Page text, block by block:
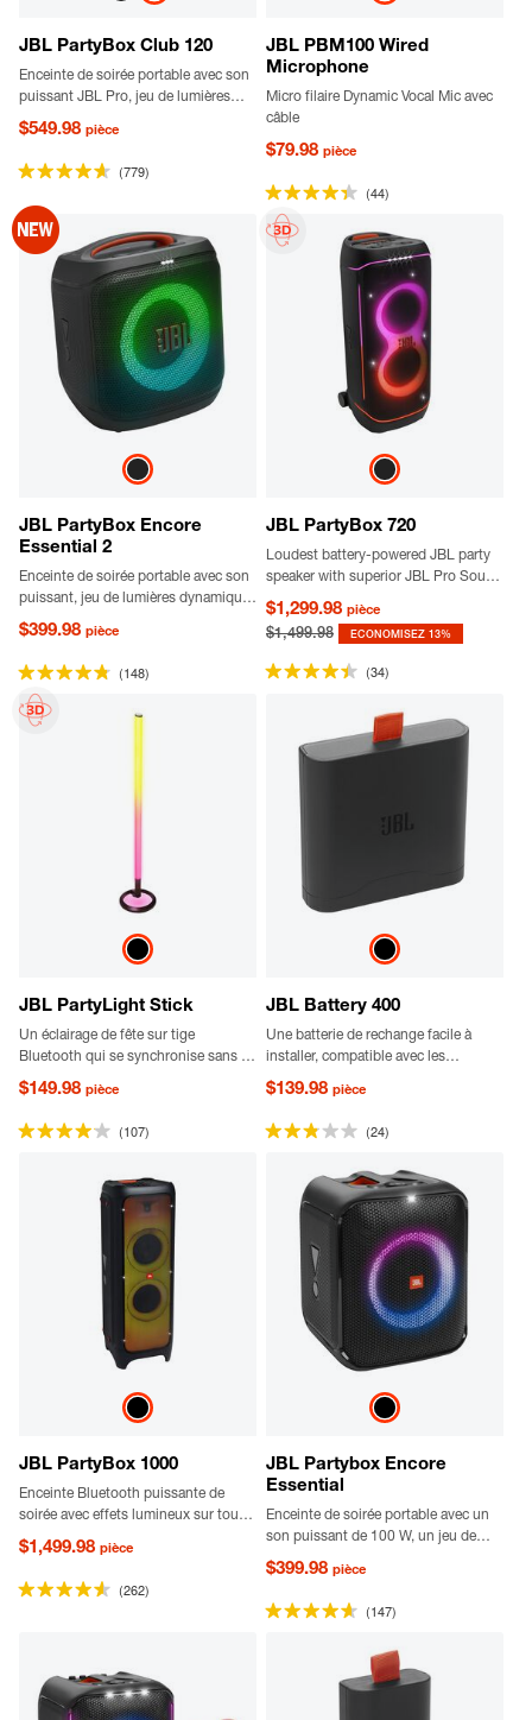
JBL PartyBox Club 120
Enceinte de soirée portable avec son
puissant JBL Pro, jeu de lumières
palpitant, résistance aux
éclaboussures, poignée pliable et
batterie remplaçable
$549.98 pièce
(779)
JBL PBM100 Wired
Microphone
Micro filaire Dynamic Vocal Mic avec
câble
$79.98 pièce
(44)
JBL PartyBox Encore
Essential 2
Enceinte de soirée portable avec son
puissant, jeu de lumières dynamique,
autonomie de lecture pouvant
atteindre 15 heures et poignée
ergonomique flexible.
$399.98 pièce
(148)
JBL PartyBox 720
Loudest battery-powered JBL party
speaker with superior JBL Pro Sound
and a futuristic lightshow
$1,299.98 pièce
$1,499.98 ECONOMISEZ 13%
(34)
JBL PartyLight Stick
Un éclairage de fête sur tige
Bluetooth qui se synchronise sans fil
avec les enceintes JBL PartyBox.
Profitez d’un spectacle de lumière
chorégraphié plus impressionnant
avec plusieurs PartyLight Sticks,
$149.98 pièce
(107)
JBL Battery 400
Une batterie de rechange facile à
installer, compatible avec les
enceintes portables JBL PartyBox
Stage 320 et Xtreme 4
$139.98 pièce
(24)
JBL PartyBox 1000
Enceinte Bluetooth puissante de
soirée avec effets lumineux sur toute
la façade
$1,499.98 pièce
(262)
JBL Partybox Encore
Essential
Enceinte de soirée portable avec un
son puissant de 100 W, un jeu de
lumières dynamique intégré et une
protection contre les projections
d’eau.
$399.98 pièce
(147)